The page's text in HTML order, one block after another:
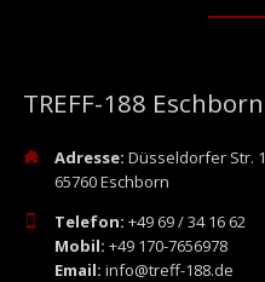
TREFF-188 Eschborn
Adresse: Düsseldorfer Str. 1
65760 Eschborn
Telefon: +49 69 / 34 16 62
Mobil: +49 170-7656978
Email: info@treff-188.de